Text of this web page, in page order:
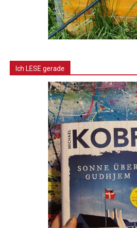
Ich LESE gerade